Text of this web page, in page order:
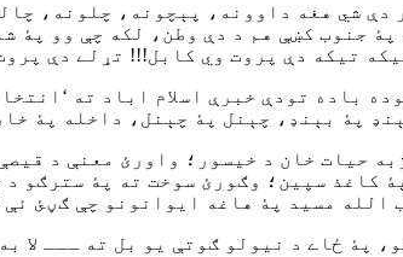
دې شي هغه داوونه، پېچونه، چلونه،
جنوب کښې هم د دې وطن، لکه چې وو پۀ
تیکه دې پروت وي کابل!!! تړلے دې
باده تودې خبرې اسلام اباد ته
پۀ بېنډ، چېنل پۀ چېنل، داخله پۀ
حیات خان د خیسور؛ واورئ معنې د
کاغذ سپین؛ وګورئ سوخت ته پۀ سترګو
الله مسید پۀ هاغه ایوانونو چې ګڼئ ئې
پۀ ځاے د نیولو ګوتې یو بل ته ـــ لا